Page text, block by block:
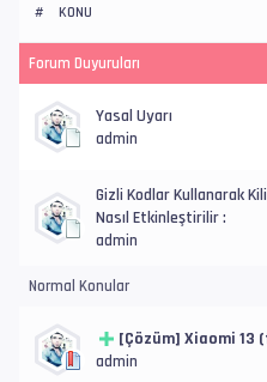
# KONU
Forum Duyuruları
Yasal Uyarı
admin
Gizli Kodlar Kullanarak
Nasıl Etkinleştirilir :
admin
Normal Konular
[Çözüm] Xiaomi 13
admin